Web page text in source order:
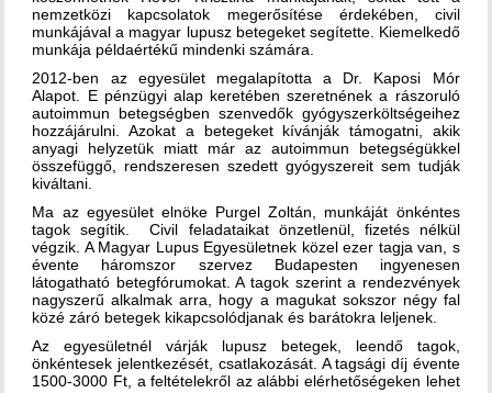
nemzetközi kapcsolatok megerősítése érdekében, civil
munkájával a magyar lupusz betegeket segítette. Kiemelkedő
munkája példaértékű mindenki számára.
2012-ben az egyesület megalapította a Dr. Kaposi Mór
Alapot. E pénzügyi alap keretében szeretnének a rászoruló
autoimmun betegségben szenvedők gyógyszerköltségeihez
hozzájárulni. Azokat a betegeket kívánják támogatni, akik
anyagi helyzetük miatt már az autoimmun betegségükkel
összefüggő, rendszeresen szedett gyógyszereit sem tudják
kiváltani.
Ma az egyesület elnöke Purgel Zoltán, munkáját önkéntes
tagok segítik. Civil feladataikat önzetlenül, fizetés nélkül
végzik. A Magyar Lupus Egyesületnek közel ezer tagja van, s
évente háromszor szervez Budapesten ingyenesen
látogatható betegfórumokat. A tagok szerint a rendezvények
nagyszerű alkalmak arra, hogy a magukat sokszor négy fal
közé záró betegek kikapcsolódjanak és barátokra leljenek.
Az egyesületnél várják lupusz betegek, leendő tagok,
önkéntesek jelentkezését, csatlakozását. A tagsági díj évente
1500-3000 Ft, a feltételekről az alábbi elérhetőségeken lehet